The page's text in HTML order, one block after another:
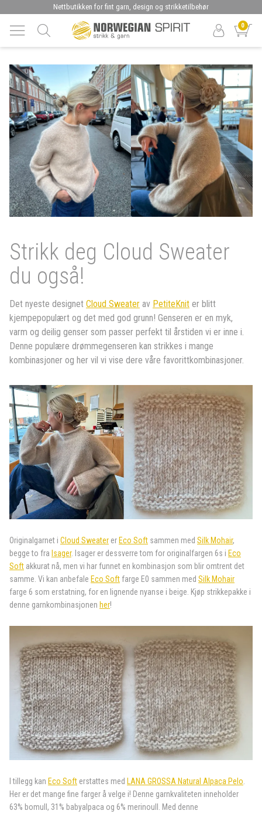
Nettbutikken for fint garn, design og strikketilbehør
0
Strikk deg Cloud Sweater
du også!
Det nyeste designet Cloud Sweater av PetiteKnit er blitt
kjempepopulært og det med god grunn! Genseren er en myk,
varm og deilig genser som passer perfekt til årstiden vi er inne i.
Denne populære drømmegenseren kan strikkes i mange
kombinasjoner og her vil vi vise dere våre favorittkombinasjoner.
Originalgarnet i Cloud Sweater er Eco Soft sammen med Silk Mohair,
begge to fra Isager. Isager er dessverre tom for originalfargen 6s i Eco
Soft akkurat nå, men vi har funnet en kombinasjon som blir omtrent det
samme. Vi kan anbefale Eco Soft farge E0 sammen med Silk Mohair
farge 6 som erstatning, for en lignende nyanse i beige. Kjøp strikkepakke i
denne garnkombinasjonen her!
I tillegg kan Eco Soft erstattes med LANA GROSSA Natural Alpaca Pelo
Her er det mange fine farger å velge i! Denne garnkvaliteten inneholder
63% bomull, 31% babyalpaca og 6% merinoull. Med denne